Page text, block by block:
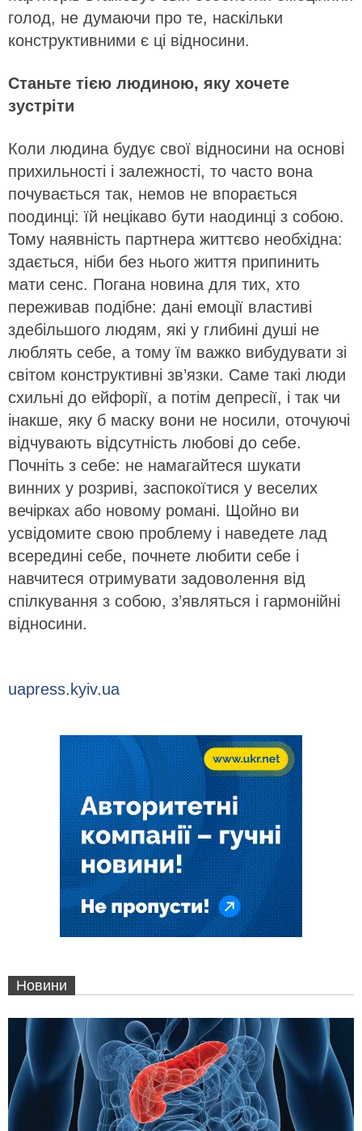
голод, не думаючи про те, наскільки
конструктивними є ці відносини.
Станьте тією людиною, яку хочете
зустріти
Коли людина будує свої відносини на основі
прихильності і залежності, то часто вона
почувається так, немов не впорається
поодинці: їй нецікаво бути наодинці з собою.
Тому наявність партнера життєво необхідна:
здається, ніби без нього життя припинить
мати сенс. Погана новина для тих, хто
переживав подібне: дані емоції властиві
здебільшого людям, які у глибині душі не
люблять себе, а тому їм важко вибудувати зі
світом конструктивні зв’язки. Саме такі люди
схильні до ейфорії, а потім депресії, і так чи
інакше, яку б маску вони не носили, оточуючі
відчувають відсутність любові до себе.
Почніть з себе: не намагайтеся шукати
винних у розриві, заспокоїтися у веселих
вечірках або новому романі. Щойно ви
усвідомите свою проблему і наведете лад
всередині себе, почнете любити себе і
навчитеся отримувати задоволення від
спілкування з собою, з’являться і гармонійні
відносини.
uapress.kyiv.ua
Новини